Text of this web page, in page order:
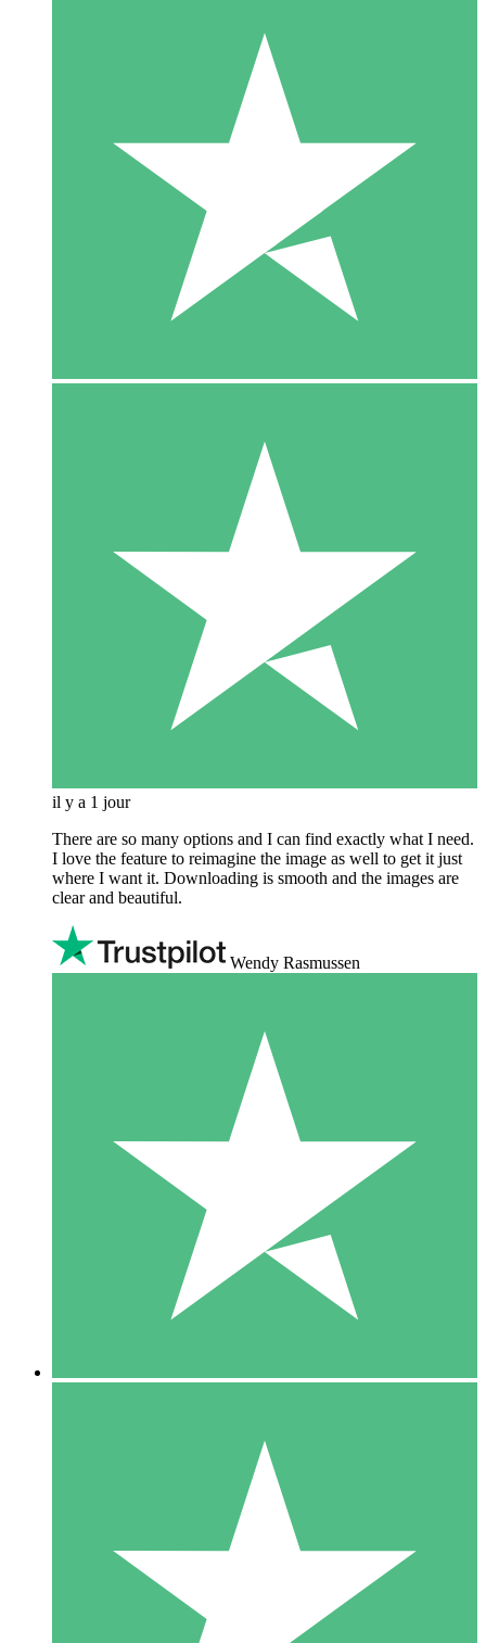
il y a 1 jour
There are so many options and I can find exactly what I need.
I love the feature to reimagine the image as well to get it just
where I want it. Downloading is smooth and the images are
clear and beautiful.
Wendy Rasmussen